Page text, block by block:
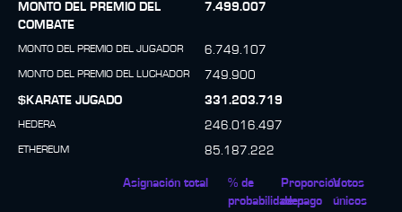
MONTO DEL PREMIO DEL
COMBATE
7.499.007
MONTO DEL PREMIO DEL JUGADOR 6.749.107
MONTO DEL PREMIO DEL LUCHADOR
749.900
$KARATE JUGADO
331.203.719
HEDERA 246.016.497
ETHEREUM 85.187.222
Asignación total
% de
probabilidades
Proporción
de pago
Votos
únicos